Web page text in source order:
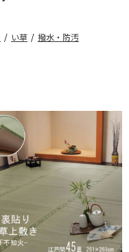
/ い草 / 撥水・防汚